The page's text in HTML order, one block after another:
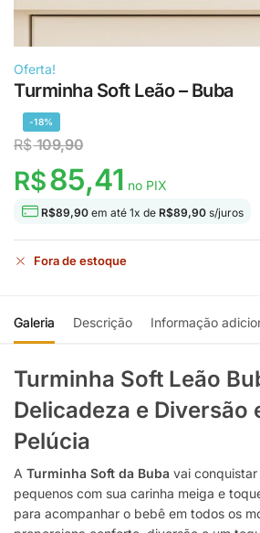
Oferta!
Turminha Soft Leão – Buba
-18%
R$109,90
R$85,41 no PIX
R$89,90 em até 1x de R$89,90 s/juros
Fora de estoque
Galeria Descrição Informação
Turminha Soft Leão
Delicadeza e Diversão
Pelúcia
A Turminha Soft da Buba vai
pequenos com sua carinha meiga e
para acompanhar o bebê em todos os